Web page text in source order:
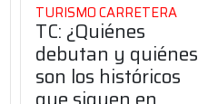
TURISMO CARRETERA
TC: ¿Quiénes
debutan y quiénes
son los históricos